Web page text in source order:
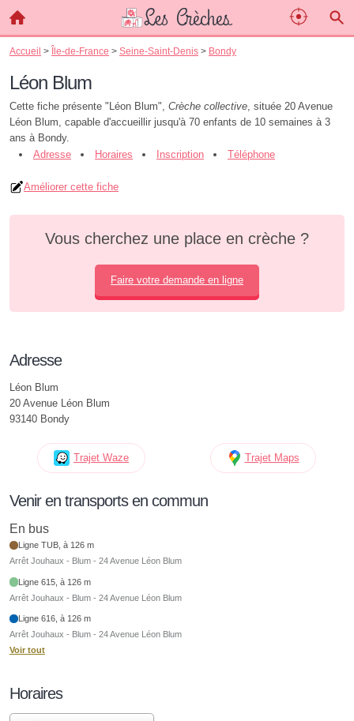
Accueil > Île-de-France > Seine-Saint-Denis > Bondy
Léon Blum
Cette fiche présente "Léon Blum", Crèche collective, située 20 Avenue
Léon Blum, capable d'accueillir jusqu'à 70 enfants de 10 semaines à 3
ans à Bondy.
Adresse
Horaires Inscription Téléphone
Améliorer cette fiche
Vous cherchez une place en crèche ?
Faire votre demande en ligne
Adresse
Léon Blum
20 Avenue Léon Blum
93140 Bondy
Trajet Waze Trajet Maps
Venir en transports en commun
En bus
Ligne TUB, à 126 m
Arrêt Jouhaux - Blum - 24 Avenue Léon Blum
Ligne 615, à 126 m
Arrêt Jouhaux - Blum - 24 Avenue Léon Blum
Ligne 616, à 126 m
Arrêt Jouhaux - Blum - 24 Avenue Léon Blum
Voir tout
Horaires